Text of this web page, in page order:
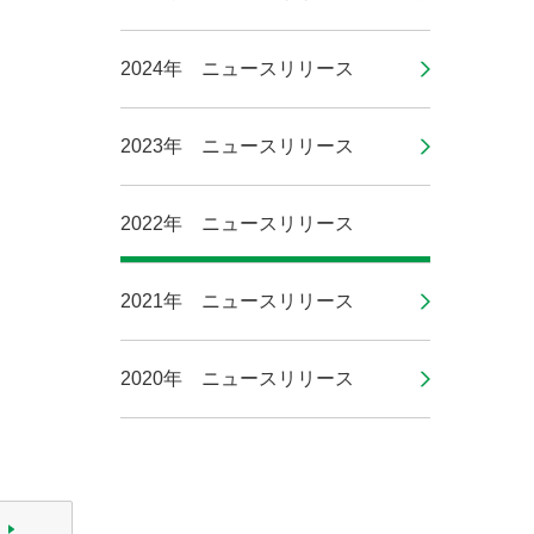
2024年 ニュースリリース
2023年 ニュースリリース
2022年 ニュースリリース
2021年 ニュースリリース
2020年 ニュースリリース